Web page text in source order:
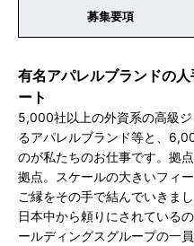
募集要項
有名アパレルブランドの
ート
5,000社以上の外資系の高級
るアパレルブランド等と、
のが私たちのお仕事です。拠
拠点。スケールの大きいフィ
ご縁をその手で結んでいきまし
日本中から頼りにされている
ールディングスグループの一